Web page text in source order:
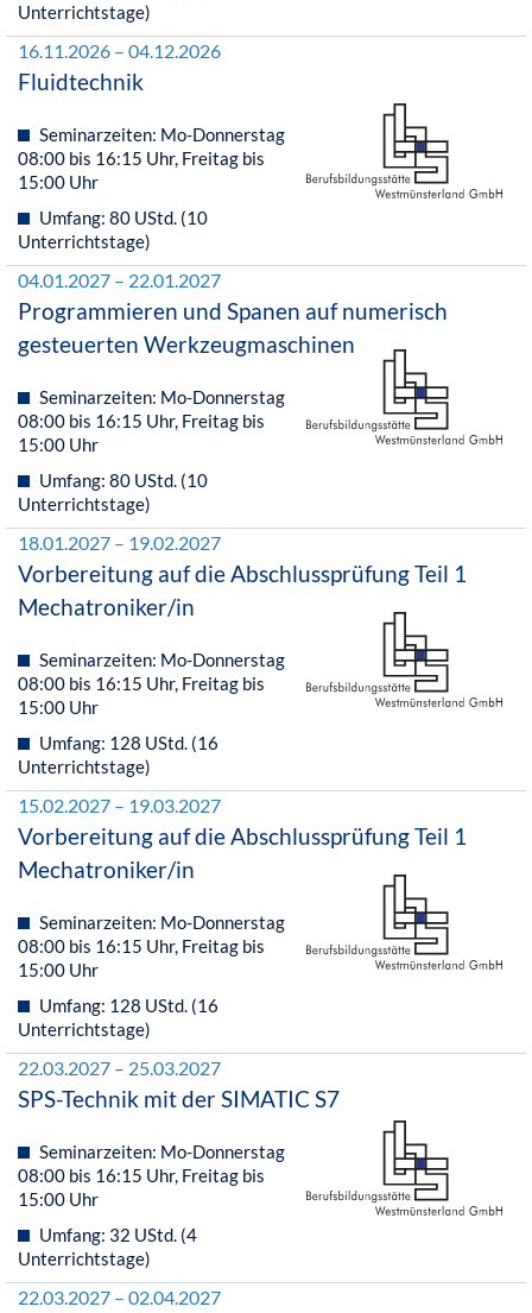
Unterrichtstage)
16.11.2026 – 04.12.2026
Fluidtechnik
Seminarzeiten: Mo-Donnerstag
08:00 bis 16:15 Uhr, Freitag bis
15:00 Uhr
Umfang: 80 UStd. (10
Unterrichtstage)
04.01.2027 – 22.01.2027
Programmieren und Spanen auf numerisch
gesteuerten Werkzeugmaschinen
Seminarzeiten: Mo-Donnerstag
08:00 bis 16:15 Uhr, Freitag bis
15:00 Uhr
Umfang: 80 UStd. (10
Unterrichtstage)
18.01.2027 – 19.02.2027
Vorbereitung auf die Abschlussprüfung Teil 1
Mechatroniker/in
Seminarzeiten: Mo-Donnerstag
08:00 bis 16:15 Uhr, Freitag bis
15:00 Uhr
Umfang: 128 UStd. (16
Unterrichtstage)
15.02.2027 – 19.03.2027
Vorbereitung auf die Abschlussprüfung Teil 1
Mechatroniker/in
Seminarzeiten: Mo-Donnerstag
08:00 bis 16:15 Uhr, Freitag bis
15:00 Uhr
Umfang: 128 UStd. (16
Unterrichtstage)
22.03.2027 – 25.03.2027
SPS-Technik mit der SIMATIC S7
Seminarzeiten: Mo-Donnerstag
08:00 bis 16:15 Uhr, Freitag bis
15:00 Uhr
Umfang: 32 UStd. (4
Unterrichtstage)
22.03.2027 – 02.04.2027